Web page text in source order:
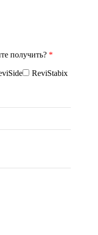
получить? *
ReviStabix